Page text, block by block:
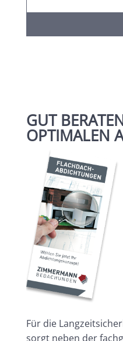
GUT
OPTIMALEN
Für die
sorgt neben der